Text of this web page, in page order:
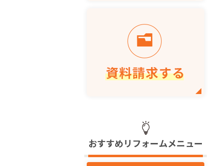
おすすめリフォームメニュー